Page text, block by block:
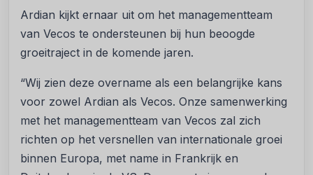
Ardian kijkt ernaar uit om het managementteam
van Vecos te ondersteunen bij hun beoogde
groeitraject in de komende jaren.
“Wij zien deze overname als een belangrijke kans
voor zowel Ardian als Vecos. Onze samenwerking
met het managementteam van Vecos zal zich
richten op het versnellen van internationale groei
binnen Europa, met name in Frankrijk en